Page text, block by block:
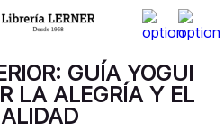
GUÍA YOGUI
LA ALEGRÍA Y EL